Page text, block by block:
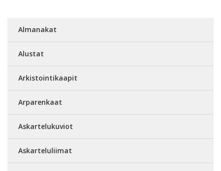
Almanakat
Alustat
Arkistointikaapit
Arparenkaat
Askartelukuviot
Askarteluliimat